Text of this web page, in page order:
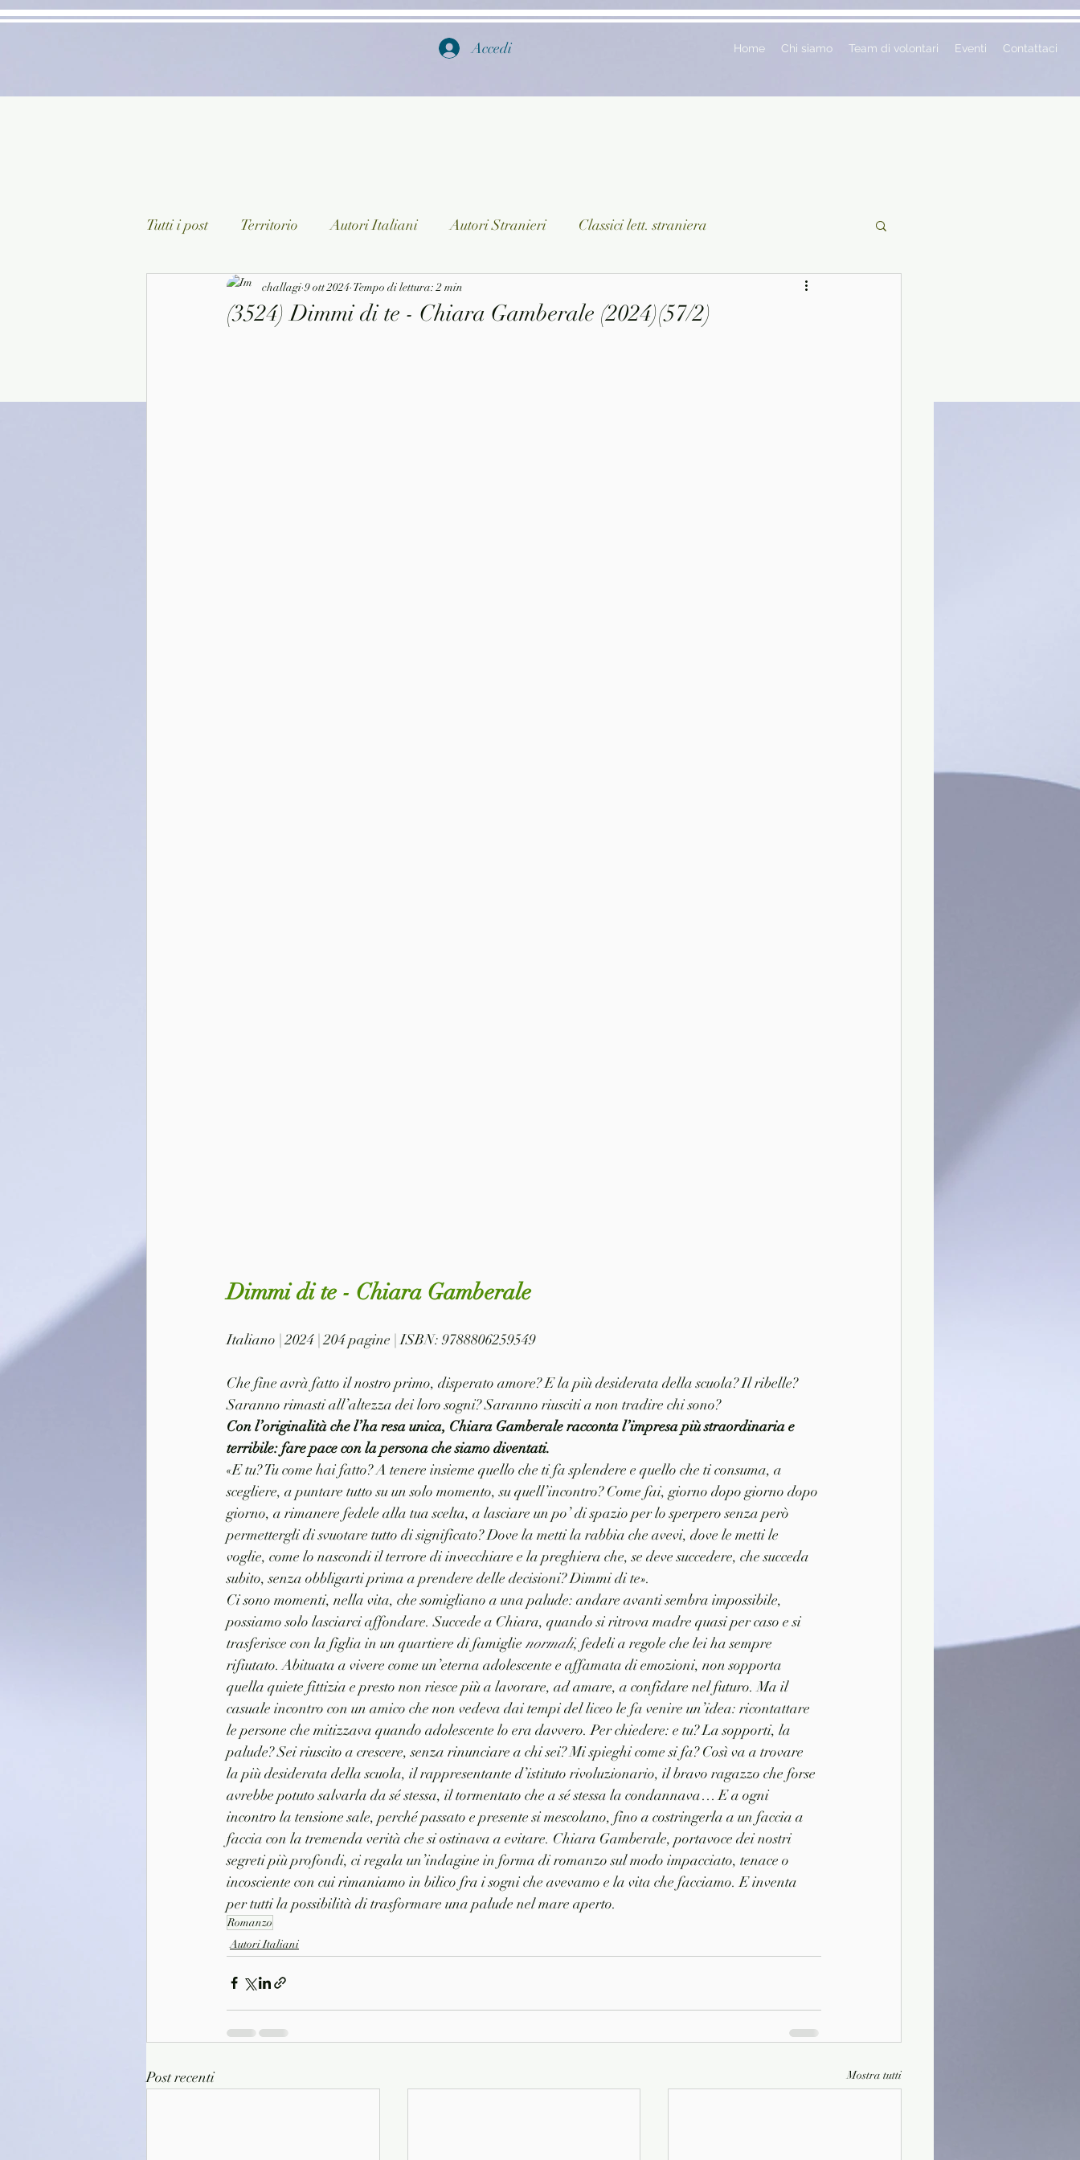
Accedi Home Chi siamo Team di volontari Eventi Contattaci
Tutti i post Territorio Autori Italiani Autori Stranieri Classici lett. straniera
Classici lett. italiana Saggistica Ragazzi
(3524) Dimmi di te - Chiara Gamberale (2024)(57/2)
challagi 9 ott 2024 Tempo di lettura: 2 min
Dimmi di te - Chiara Gamberale
Italiano | 2024 | 204 pagine | ISBN: 9788806259549
Che fine avrà fatto il nostro primo, disperato amore? E la più desiderata della scuola? Il ribelle?
Saranno rimasti all’altezza dei loro sogni? Saranno riusciti a non tradire chi sono?
Con l’originalità che l’ha resa unica, Chiara Gamberale racconta l’impresa più straordinaria e
terribile: fare pace con la persona che siamo diventati.
«E tu? Tu come hai fatto? A tenere insieme quello che ti fa splendere e quello che ti consuma, a
scegliere, a puntare tutto su un solo momento, su quell’incontro? Come fai, giorno dopo giorno dopo
giorno, a rimanere fedele alla tua scelta, a lasciare un po’ di spazio per lo sperpero senza però
permettergli di svuotare tutto di significato? Dove la metti la rabbia che avevi, dove le metti le
voglie, come lo nascondi il terrore di invecchiare e la preghiera che, se deve succedere, che succeda
subito, senza obbligarti prima a prendere delle decisioni? Dimmi di te».
Ci sono momenti, nella vita, che somigliano a una palude: andare avanti sembra impossibile,
possiamo solo lasciarci affondare. Succede a Chiara, quando si ritrova madre quasi per caso e si
trasferisce con la figlia in un quartiere di famiglie normali, fedeli a regole che lei ha sempre
rifiutato. Abituata a vivere come un’eterna adolescente e affamata di emozioni, non sopporta
quella quiete fittizia e presto non riesce più a lavorare, ad amare, a confidare nel futuro. Ma il
casuale incontro con un amico che non vedeva dai tempi del liceo le fa venire un’idea: ricontattare
le persone che mitizzava quando adolescente lo era davvero. Per chiedere: e tu? La sopporti, la
palude? Sei riuscito a crescere, senza rinunciare a chi sei? Mi spieghi come si fa? Così va a trovare
la più desiderata della scuola, il rappresentante d’istituto rivoluzionario, il bravo ragazzo che forse
avrebbe potuto salvarla da sé stessa, il tormentato che a sé stessa la condannava… E a ogni
incontro la tensione sale, perché passato e presente si mescolano, fino a costringerla a un faccia a
faccia con la tremenda verità che si ostinava a evitare. Chiara Gamberale, portavoce dei nostri
segreti più profondi, ci regala un’indagine in forma di romanzo sul modo impacciato, tenace o
incosciente con cui rimaniamo in bilico fra i sogni che avevamo e la vita che facciamo. E inventa
per tutti la possibilità di trasformare una palude nel mare aperto.
Romanzo
Autori Italiani
Post recenti Mostra tutti